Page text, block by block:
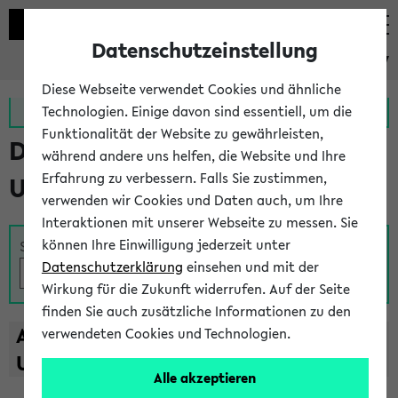
eKVV
Zur MeineUni App Zum MeineUni Portal
Das Lehrangebot der
Universität Bielefeld
Suche
A B C D E F G H I J K L M N O
U
V W X Y
Z
Datenschutzeinstellung
Diese Webseite verwendet Cookies und ähnliche
Technologien. Einige davon sind essentiell, um die
Funktionalität der Website zu gewährleisten,
während andere uns helfen, die Website und Ihre
Erfahrung zu verbessern. Falls Sie zustimmen,
verwenden wir Cookies und Daten auch, um Ihre
Interaktionen mit unserer Webseite zu messen. Sie
können Ihre Einwilligung jederzeit unter
Datenschutzerklärung einsehen und mit der
Wirkung für die Zukunft widerrufen. Auf der Seite
finden Sie auch zusätzliche Informationen zu den
verwendeten Cookies und Technologien.
Alle akzeptieren